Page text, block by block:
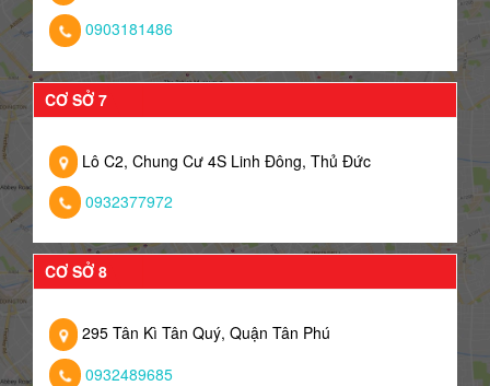
0903181486
CƠ SỞ 7
Lô C2, Chung Cư 4S Linh Đông, Thủ Đức
0932377972
CƠ SỞ 8
295 Tân Kì Tân Quý, Quận Tân Phú
0932489685